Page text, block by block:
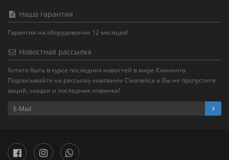
Наша гарантия
Гарантия на оборудование 12 месяцев!
Новостная рассылка
Хотите быть в курсе последних новостей в мире Клининга.
Подписывайте на рассылку компании Cleanetica и Вы не пропустите
акций, скидки и последние новинки!